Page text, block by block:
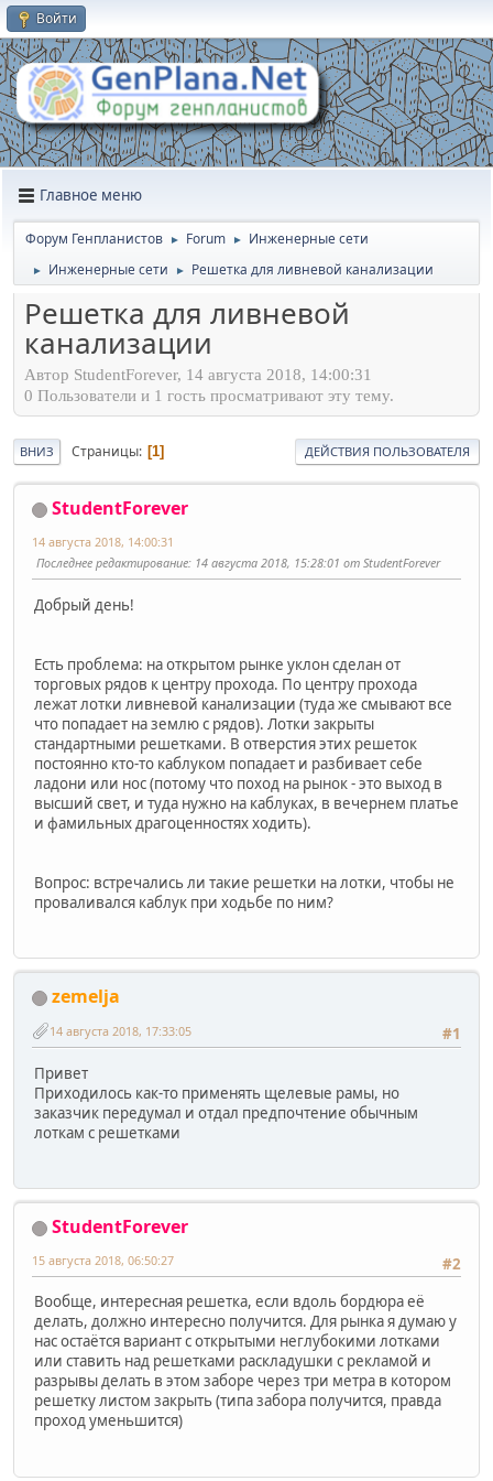
Войти
Главное меню
Форум Генпланистов ► Forum ► Инженерные сети
► Инженерные сети ► Решетка для ливневой канализации
Решетка для ливневой
канализации
Автор StudentForever, 14 августа 2018, 14:00:31
0 Пользователи и 1 гость просматривают эту тему.
ВНИЗ Страницы 1 ДЕЙСТВИЯ ПОЛЬЗОВАТЕЛЯ
StudentForever
14 августа 2018, 14:00:31
Последнее редактирование: 14 августа 2018, 15:28:01 от StudentForever
Добрый день!
Есть проблема: на открытом рынке уклон сделан от
торговых рядов к центру прохода. По центру прохода
лежат лотки ливневой канализации (туда же смывают все
что попадает на землю с рядов). Лотки закрыты
стандартными решетками. В отверстия этих решеток
постоянно кто-то каблуком попадает и разбивает себе
ладони или нос (потому что поход на рынок - это выход в
высший свет, и туда нужно на каблуках, в вечернем платье
и фамильных драгоценностях ходить).
Вопрос: встречались ли такие решетки на лотки, чтобы не
проваливался каблук при ходьбе по ним?
zemelja
#1
14 августа 2018, 17:33:05
Привет
Приходилось как-то применять щелевые рамы, но
заказчик передумал и отдал предпочтение обычным
лоткам с решетками
StudentForever
#2
15 августа 2018, 06:50:27
Вообще, интересная решетка, если вдоль бордюра её
делать, должно интересно получится. Для рынка я думаю у
нас остаётся вариант с открытыми неглубокими лотками
или ставить над решетками раскладушки с рекламой и
разрывы делать в этом заборе через три метра в котором
решетку листом закрыть (типа забора получится, правда
проход уменьшится)